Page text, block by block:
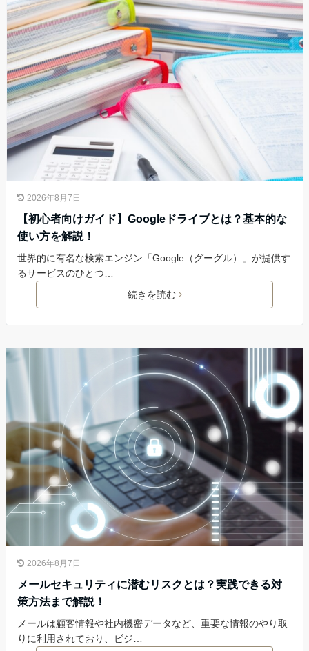
2026年8月7日
【初心者向けガイド】Googleドライブとは？基本的な
使い方を解説！
世界的に有名な検索エンジン「Google（グーグル）」が提供す
るサービスのひとつ…
続きを読む
2026年8月7日
メールセキュリティに潜むリスクとは？実践できる対
策方法まで解説！
メールは顧客情報や社内機密データなど、重要な情報のやり取
りに利用されており、ビジ…